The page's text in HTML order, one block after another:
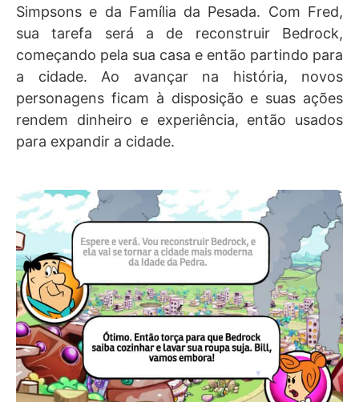
Simpsons e da Família da Pesada. Com Fred,
sua tarefa será a de reconstruir Bedrock,
começando pela sua casa e então partindo para
a cidade. Ao avançar na história, novos
personagens ficam à disposição e suas ações
rendem dinheiro e experiência, então usados
para expandir a cidade.